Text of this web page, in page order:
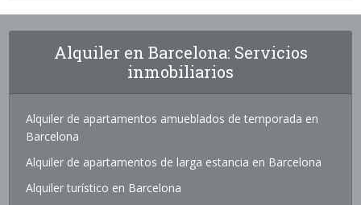
Alquiler en Barcelona: Servicios
inmobiliarios
Alquiler de apartamentos amueblados de temporada en
Barcelona
Alquiler de apartamentos de larga estancia en Barcelona
Alquiler turístico en Barcelona